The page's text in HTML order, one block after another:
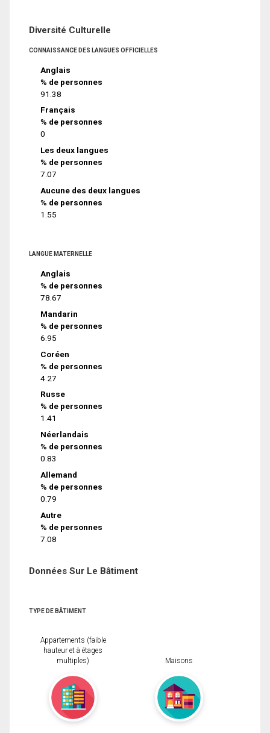
Diversité Culturelle
CONNAISSANCE DES LANGUES OFFICIELLES
Anglais
% de personnes
91.38
Français
% de personnes
0
Les deux langues
% de personnes
7.07
Aucune des deux langues
% de personnes
1.55
LANGUE MATERNELLE
Anglais
% de personnes
78.67
Mandarin
% de personnes
6.95
Coréen
% de personnes
4.27
Russe
% de personnes
1.41
Néerlandais
% de personnes
0.83
Allemand
% de personnes
0.79
Autre
% de personnes
7.08
Données Sur Le Bâtiment
TYPE DE BÂTIMENT
Appartements (faible
hauteur et à étages
multiples)
Maisons